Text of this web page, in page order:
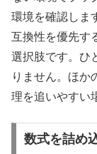
環境を確認しま
互換性を優先す
選択肢です。ひ
りません。ほか
理を追いやすい
数式を詰め